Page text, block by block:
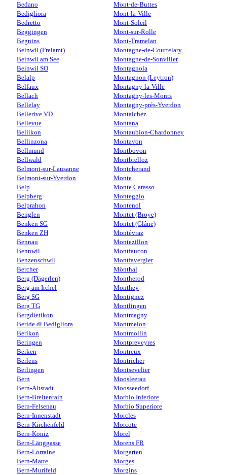
Bedano
Bedigliora
Bedretto
Beggingen
Begnins
Beinwil (Freiamt)
Beinwil am See
Beinwil SO
Belalp
Belfaux
Bellach
Bellelay
Bellerive VD
Bellevue
Bellikon
Bellinzona
Bellmund
Bellwald
Belmont-sur-Lausanne
Belmont-sur-Yverdon
Belp
Belpberg
Belprahon
Benglen
Benken SG
Benken ZH
Bennau
Bennwil
Benzenschwil
Bercher
Berg (Dägerlen)
Berg am Irchel
Berg SG
Berg TG
Bergdietikon
Beride di Bedigliora
Berikon
Beringen
Berken
Berlens
Berlingen
Bern
Bern-Altstadt
Bern-Breitenrain
Bern-Felsenau
Bern-Innenstadt
Bern-Kirchenfeld
Bern-Köniz
Bern-Länggasse
Bern-Lorraine
Bern-Matte
Bern-Murifeld
Mont-de-Buttes
Mont-la-Ville
Mont-Soleil
Mont-sur-Rolle
Mont-Tramelan
Montagne-de-Courtelary
Montagne-de-Sonvilier
Montagnola
Montagnon (Leytron)
Montagny-la-Ville
Montagny-les-Monts
Montagny-près-Yverdon
Montalchez
Montana
Montaubion-Chardonney
Montavon
Montbovon
Montbrelloz
Montcherand
Monte
Monte Carasso
Monteggio
Montenol
Montet (Broye)
Montet (Glâne)
Montévraz
Montezillon
Montfaucon
Montfavergier
Mönthal
Montherod
Monthey
Montignez
Montlingen
Montmagny
Montmelon
Montmollin
Montpreveyres
Montreux
Montricher
Montsevelier
Moosleerau
Moosseedorf
Morbio Inferiore
Morbio Superiore
Morcles
Morcote
Mörel
Morens FR
Morgarten
Morges
Morgins